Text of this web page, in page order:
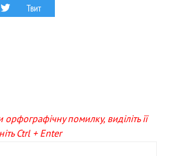
Твит
помилку, виділіть її
Ctrl + Enter